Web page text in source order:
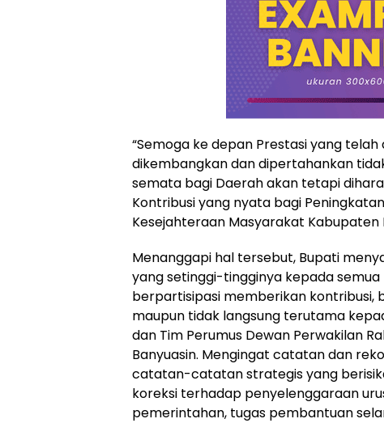
“Semoga ke depan Prestasi yang
dikembangkan dan dipertahankan
semata bagi Daerah akan tetapi
Kontribusi yang nyata bagi
Kesejahteraan Masyarakat Kabupaten
Menanggapi hal tersebut, Bupati
yang setinggi-tingginya kepada
berpartisipasi memberikan kontribusi,
maupun tidak langsung terutama
dan Tim Perumus Dewan Perwakilan
Banyuasin. Mengingat catatan dan
catatan-catatan strategis yang
koreksi terhadap penyelenggaraan
pemerintahan, tugas pembantuan